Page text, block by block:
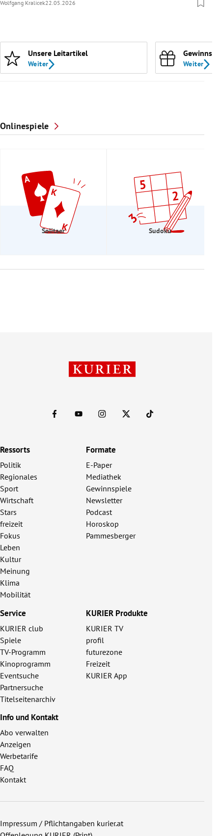
Wolfgang Kralicek22.05.2026
Unsere Leitartikel
Weiter Weiter
Onlinespiele
Solitaer Sudoku
Ressorts
Politik
Regionales
Sport
Wirtschaft
Stars
freizeit
Fokus
Leben
Kultur
Meinung
Klima
Mobilität
Formate
E-Paper
Mediathek
Gewinnspiele
Newsletter
Podcast
Horoskop
Pammesberger
Service
KURIER club
Spiele
TV-Programm
Kinoprogramm
Eventsuche
Partnersuche
Titelseitenarchiv
KURIER Produkte
KURIER TV
profil
futurezone
Freizeit
KURIER App
Info und Kontakt
Abo verwalten
Anzeigen
Werbetarife
FAQ
Kontakt
Impressum / Pflichtangaben kurier.at